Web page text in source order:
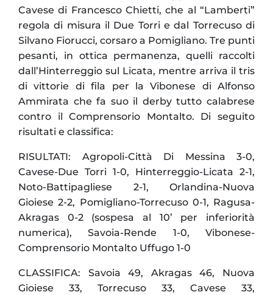
Cavese di Francesco Chietti, che al “Lamberti”
regola di misura il Due Torri e dal Torrecuso di
Silvano Fiorucci, corsaro a Pomigliano. Tre punti
pesanti, in ottica permanenza, quelli raccolti
dall’Hinterreggio sul Licata, mentre arriva il tris
di vittorie di fila per la Vibonese di Alfonso
Ammirata che fa suo il derby tutto calabrese
contro il Comprensorio Montalto. Di seguito
risultati e classifica:
RISULTATI: Agropoli-Città Di Messina 3-0,
Cavese-Due Torri 1-0, Hinterreggio-Licata 2-1,
Noto-Battipagliese 2-1, Orlandina-Nuova
Gioiese 2-2, Pomigliano-Torrecuso 0-1, Ragusa-
Akragas 0-2 (sospesa al 10’ per inferiorità
numerica), Savoia-Rende 1-0, Vibonese-
Comprensorio Montalto Uffugo 1-0
CLASSIFICA: Savoia 49, Akragas 46, Nuova
Gioiese 33, Torrecuso 33, Cavese 33,